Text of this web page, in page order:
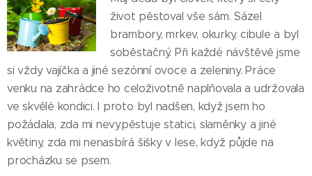
život pěstoval vše sám. Sázel
brambory, mrkev, okurky, cibule a byl
soběstačný. Při každé návštěvě jsme
si vždy vajíčka a jiné sezónní ovoce a zeleniny. Práce
venku na zahrádce ho celoživotně naplňovala a udržovala
ve skvělé kondici. I proto byl nadšen, když jsem ho
požádala, zda mi nevypěstuje statici, slaměnky a jiné
květiny, zda mi nenasbírá šišky v lese, když půjde na
procházku se psem.